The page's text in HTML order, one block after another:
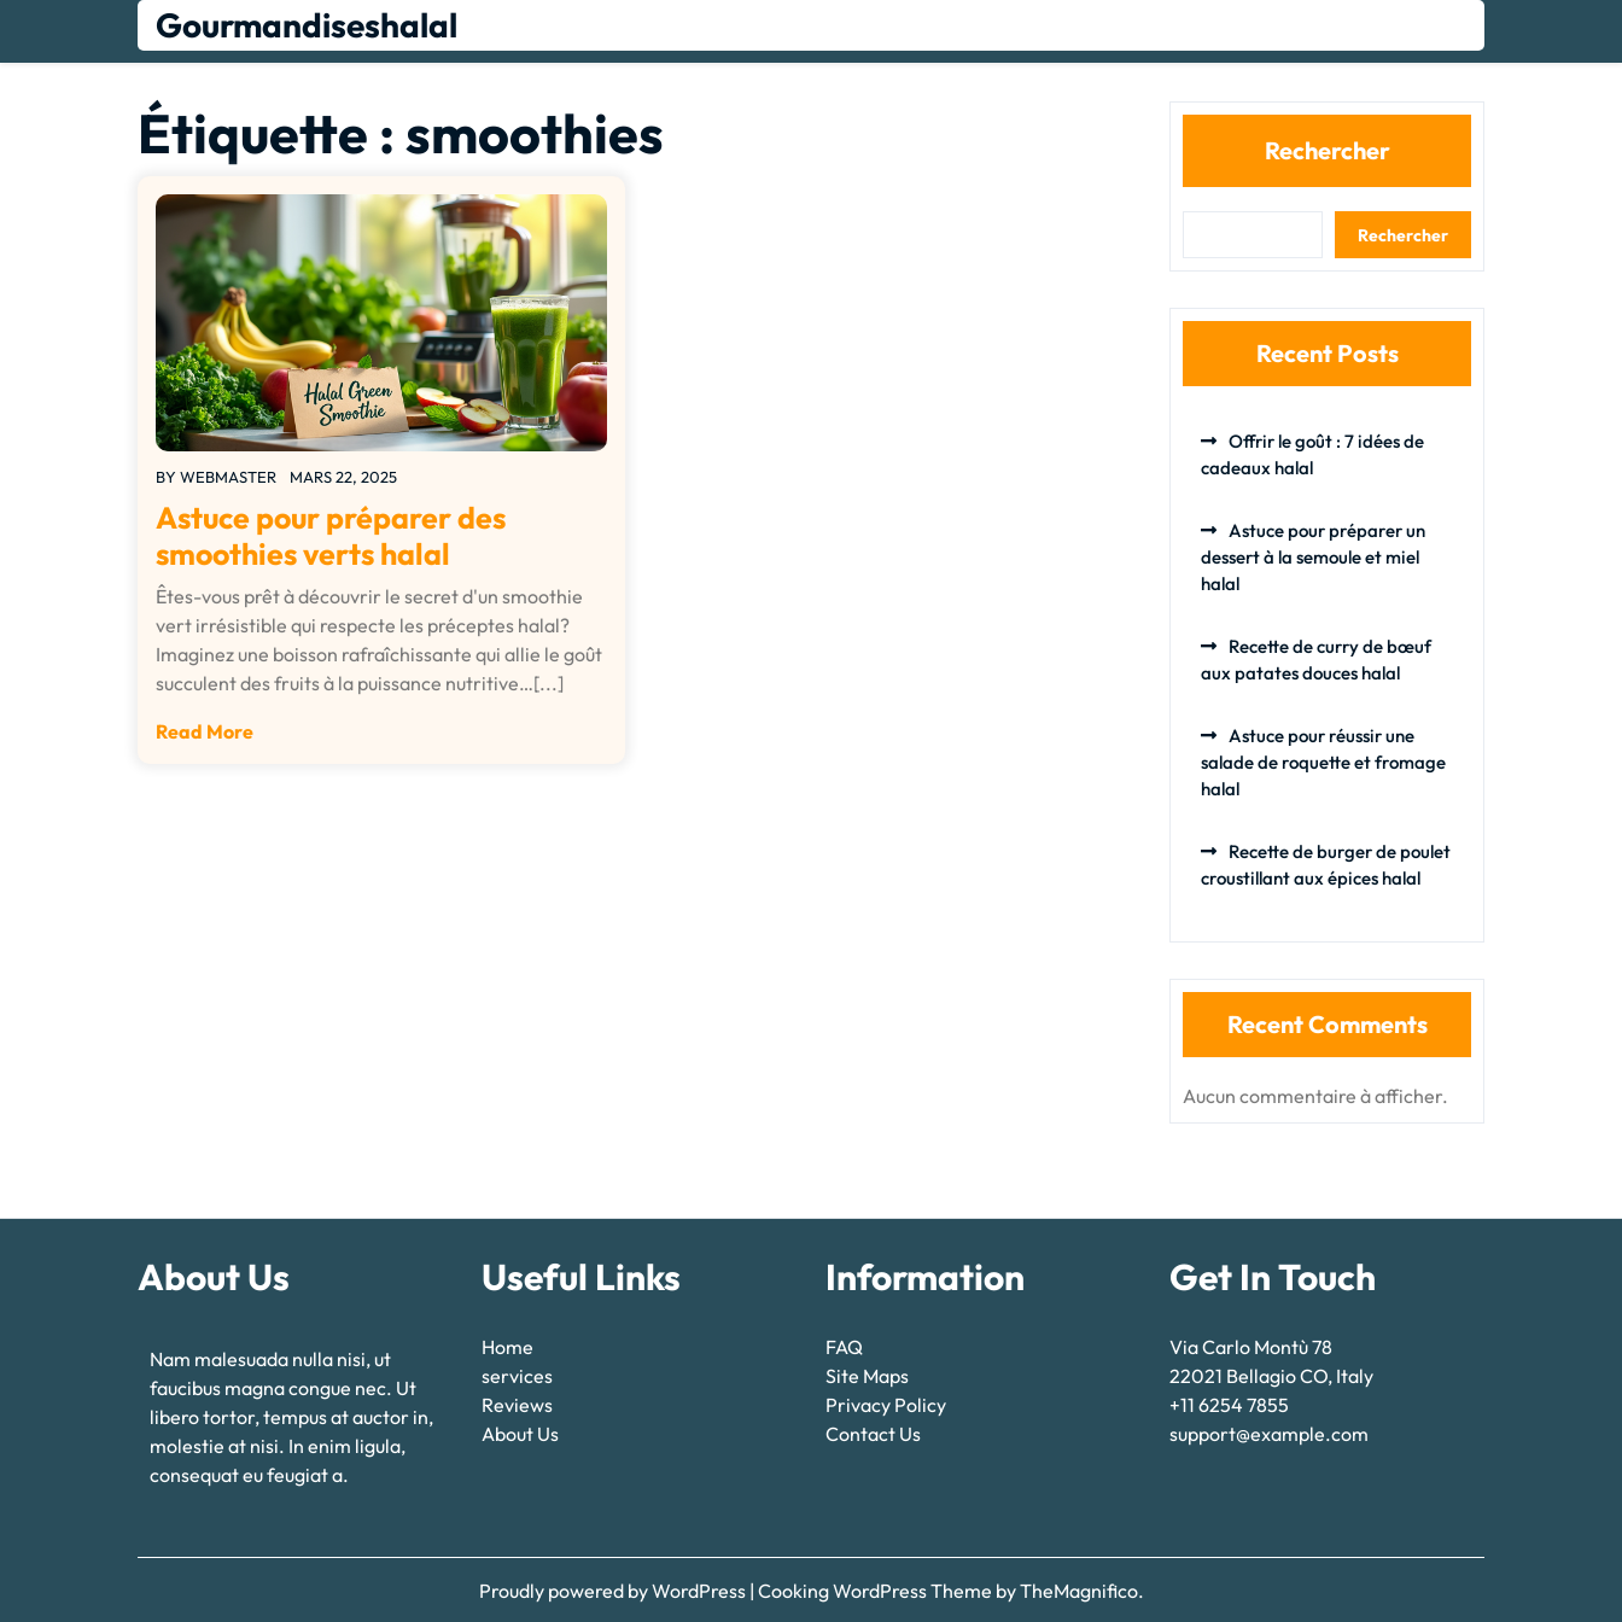
Gourmandiseshalal
Étiquette :smoothies
BY WEBMASTER MARS 22, 2025
Astuce pour préparer des
smoothies verts halal
Êtes-vous prêt à découvrir le secret d'un smoothie
vert irrésistible qui respecte les préceptes halal?
Imaginez une boisson rafraîchissante qui allie le goût
succulent des fruits à la puissance nutritive…[...]
Read More
Rechercher
Rechercher
Recent Posts
Offrir le goût : 7 idées de
cadeaux halal
Astuce pour préparer un
dessert à la semoule et miel
halal
Recette de curry de bœuf
aux patates douces halal
Astuce pour réussir une
salade de roquette et fromage
halal
Recette de burger de poulet
croustillant aux épices halal
Recent Comments
Aucun commentaire à afficher.
About Us
Nam malesuada nulla nisi, ut
faucibus magna congue nec. Ut
libero tortor, tempus at auctor in,
molestie at nisi. In enim ligula,
consequat eu feugiat a.
Useful Links
Home
services
Reviews
About Us
Information
FAQ
Site Maps
Privacy Policy
Contact Us
Get In Touch
Via Carlo Montù 78
22021 Bellagio CO, Italy
+11 6254 7855
support@example.com
Proudly powered by WordPress | Cooking WordPress Theme by TheMagnifico.